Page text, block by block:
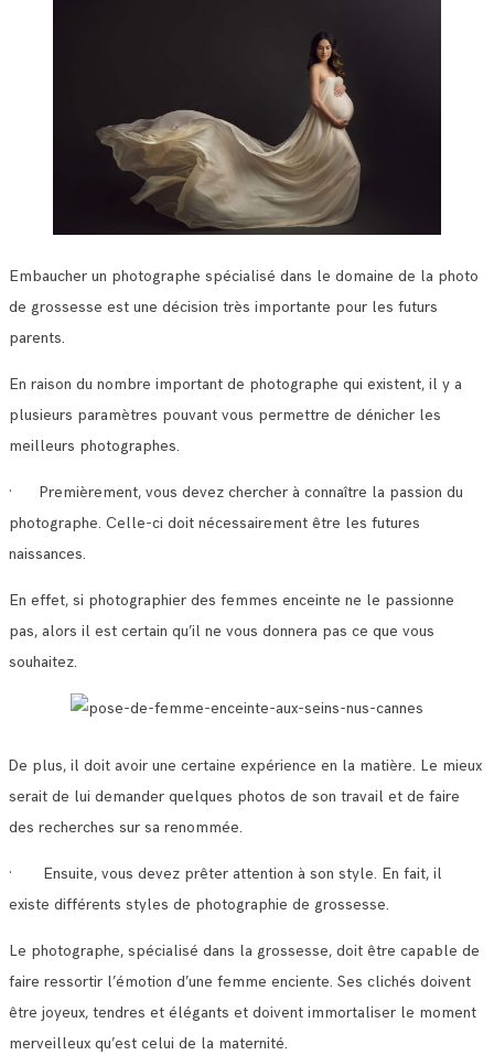
Embaucher un photographe spécialisé dans le domaine de la photo
de grossesse est une décision très importante pour les futurs
parents.
En raison du nombre important de photographe qui existent, il y a
plusieurs paramètres pouvant vous permettre de dénicher les
meilleurs photographes.
· Premièrement, vous devez chercher à connaître la passion du
photographe. Celle-ci doit nécessairement être les futures
naissances.
En effet, si photographier des femmes enceinte ne le passionne
pas, alors il est certain qu’il ne vous donnera pas ce que vous
souhaitez.
De plus, il doit avoir une certaine expérience en la matière. Le mieux
serait de lui demander quelques photos de son travail et de faire
des recherches sur sa renommée.
· Ensuite, vous devez prêter attention à son style. En fait, il
existe différents styles de photographie de grossesse.
Le photographe, spécialisé dans la grossesse, doit être capable de
faire ressortir l’émotion d’une femme enciente. Ses clichés doivent
être joyeux, tendres et élégants et doivent immortaliser le moment
merveilleux qu’est celui de la maternité.